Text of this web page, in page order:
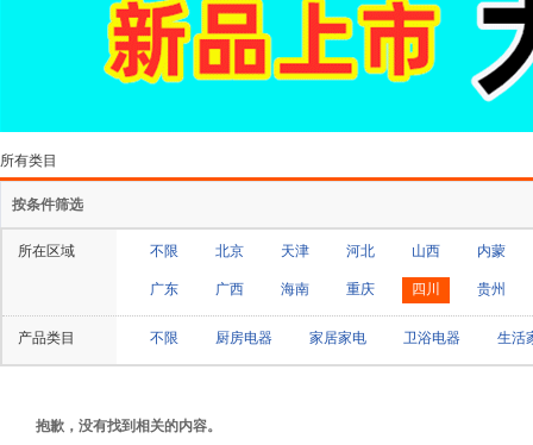
所有类目
按条件筛选
所在区域 不限 北京 天津 河北 山西 内蒙
广东 广西 海南 重庆 四川 贵州
产品类目 不限 厨房电器 家居家电 卫浴电器 生活
抱歉，没有找到相关的内容。